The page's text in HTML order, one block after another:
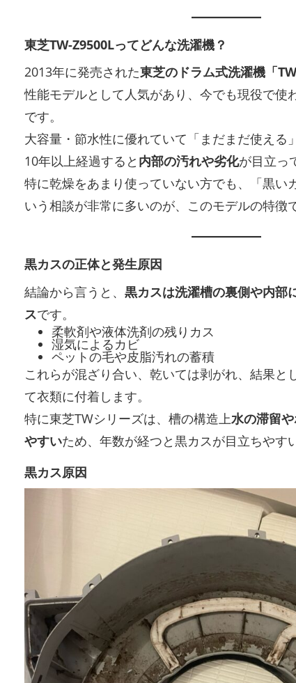
東芝TW-Z9500Lってどんな洗濯機？
2013年に発売された東芝のドラム式洗濯機「
性能モデルとして人気があり、今でも現役で使
です。
大容量・節水性に優れていて「まだまだ使える
10年以上経過すると 内部の汚れや劣化が目立っ
特に乾燥をあまり使っていない方でも、「黒い
いう相談が非常に多いのが、このモデルの特徴で
黒カスの正体と発生原因
結論から言うと、 黒カスは洗濯槽の裏側や内部
スです。
柔軟剤や液体洗剤の残りカス
湿気によるカビ
ペットの毛や皮脂汚れの蓄積
これらが混ざり合い、乾いては剥がれ、結果と
て衣類に付着します。
特に東芝TWシリーズは、槽の構造上水の滞留
やすいため、年数が経つと黒カスが目立ちやす
黒カス原因